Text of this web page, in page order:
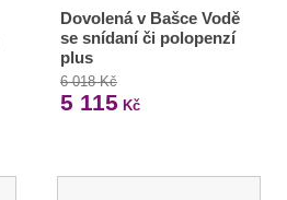
Dovolená v Bašce Vodě
se snídaní či polopenzí
plus
6 018 Kč
5 115 Kč